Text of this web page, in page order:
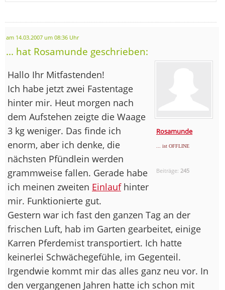
am 14.03.2007 um 08:36 Uhr
... hat Rosamunde geschrieben:
Rosamunde
... ist OFFLINE
Beiträge: 245
Hallo Ihr Mitfastenden!
Ich habe jetzt zwei Fastentage
hinter mir. Heut morgen nach
dem Aufstehen zeigte die Waage
3 kg weniger. Das finde ich
enorm, aber ich denke, die
nächsten Pfündlein werden
grammweise fallen. Gerade habe
ich meinen zweiten Einlaufhinter
mir. Funktionierte gut.
Gestern war ich fast den ganzen Tag an der
frischen Luft, hab im Garten gearbeitet, einige
Karren Pferdemist transportiert. Ich hatte
keinerlei Schwächegefühle, im Gegenteil.
Irgendwie kommt mir das alles ganz neu vor. In
den vergangenen Jahren hatte ich schon mit